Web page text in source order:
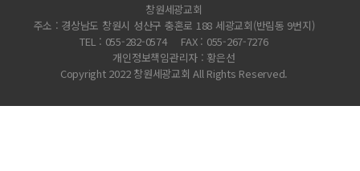
창원세광교회
주소 : 경상남도 창원시 성산구 충혼로 188 세광교회(반림동 9번지)
TEL : 055-282-0574
FAX : 055-267-7276
개인정보책임관리자 : 황은선
Copyright 2022 창원세광교회 All Rights Reserved.